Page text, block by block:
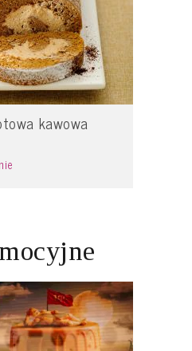
kawowa